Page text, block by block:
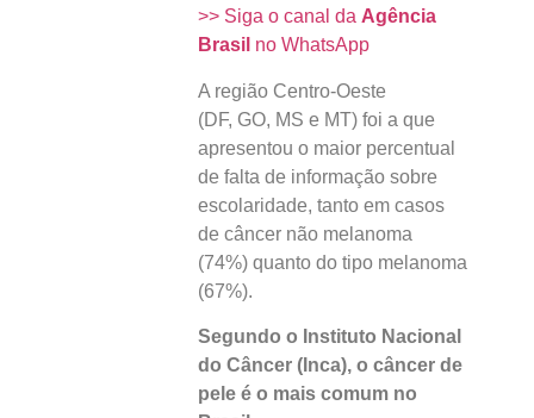
>> Siga o canal da Agência
Brasil no WhatsApp
A região Centro-Oeste
(DF, GO, MS e MT) foi a que
apresentou o maior percentual
de falta de informação sobre
escolaridade, tanto em casos
de câncer não melanoma
(74%) quanto do tipo melanoma
(67%).
Segundo o Instituto Nacional
do Câncer (Inca), o câncer de
pele é o mais comum no